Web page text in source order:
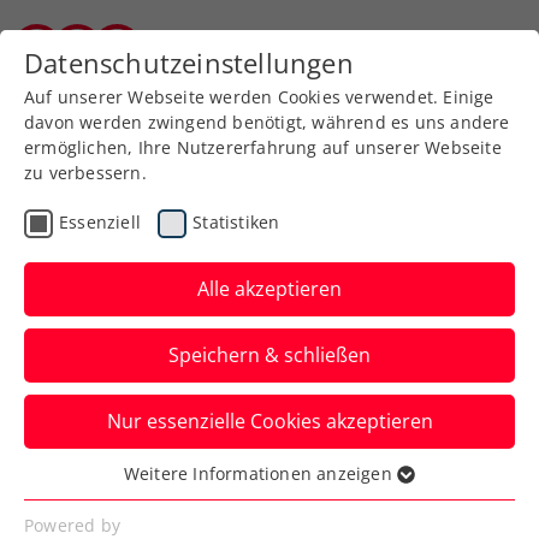
Zurück zur Newsübersicht
Kids & Jugend
Schulcup Bundesfinale:
BRG Eisenstadt auf Rang
acht
Aufgrund der ÖTV-Nominierung von Lea
Haider-Maurer und Anton Kahlig zum
Tennis Europe-Event in Roehampton,
musste das Gymnasium Kurzwiese
ersatzgeschwächt zu den
Datenschutzeinstellungen
Auf unserer Webseite werden Cookies verwendet. Einige
davon werden zwingend benötigt, während es uns andere
ermöglichen, Ihre Nutzererfahrung auf unserer Webseite
zu verbessern.
Essenziell Statistiken
Alle akzeptieren
Speichern & schließen
Nur essenzielle Cookies akzeptieren
Essenziell
Essenzielle Cookies werden für grundlegende
Weitere Informationen anzeigen
Powered by